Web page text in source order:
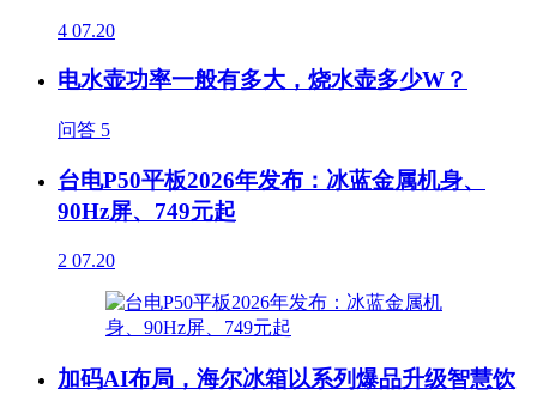
4 07.20
电水壶功率一般有多大，烧水壶多少W？
问答 5
台电P50平板2026年发布：冰蓝金属机身、
90Hz屏、749元起
2 07.20
加码AI布局，海尔冰箱以系列爆品升级智慧饮